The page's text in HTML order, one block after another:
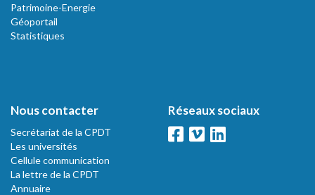
Patrimoine-Energie
Géoportail
Statistiques
Nous contacter
Secrétariat de la CPDT
Les universités
Cellule communication
La lettre de la CPDT
Annuaire
Réseaux sociaux